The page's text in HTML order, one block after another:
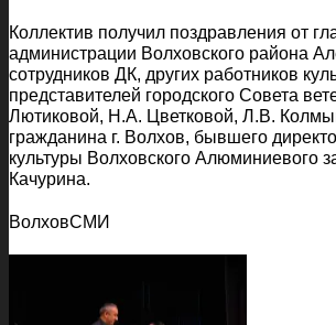
Коллектив получил поздравления от
администрации Волховского района
сотрудников ДК, других работников
представителей городского Совета
Лютиковой, Н.А. Цветковой, Л.В.
гражданина г. Волхов, бывшего
культуры Волховского Алюминиевого
Качурина.
ВолховСМИ